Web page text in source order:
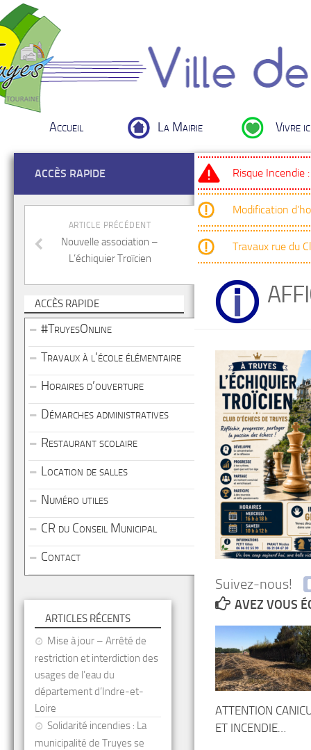
Accueil La Mairie Vivre
Risque Incendie
Modification
Travaux rue du
Suivez-nous!
AVEZ VOUS
ATTENTION
ET INCENDIE…
ACCÈS RAPIDE
ARTICLE PRÉCÉDENT
Nouvelle association –
L’échiquier Troïcien
ACCÈS RAPIDE
#TruyesOnline
Travaux à l’école élémentaire
Horaires d’ouverture
Démarches administratives
Restaurant scolaire
Location de salles
Numéro utiles
CR du Conseil Municipal
Contact
ARTICLES RÉCENTS
Mise à jour – Arrêté de
restriction et interdiction des
usages de l’eau du
département d’Indre-et-
Loire
Solidarité incendies : La
municipalité de Truyes se